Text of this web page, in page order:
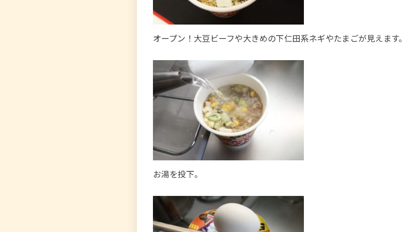
オープン！大豆ビーフや大きめの下仁田系ネギやたまごが見えます。
お湯を投下。